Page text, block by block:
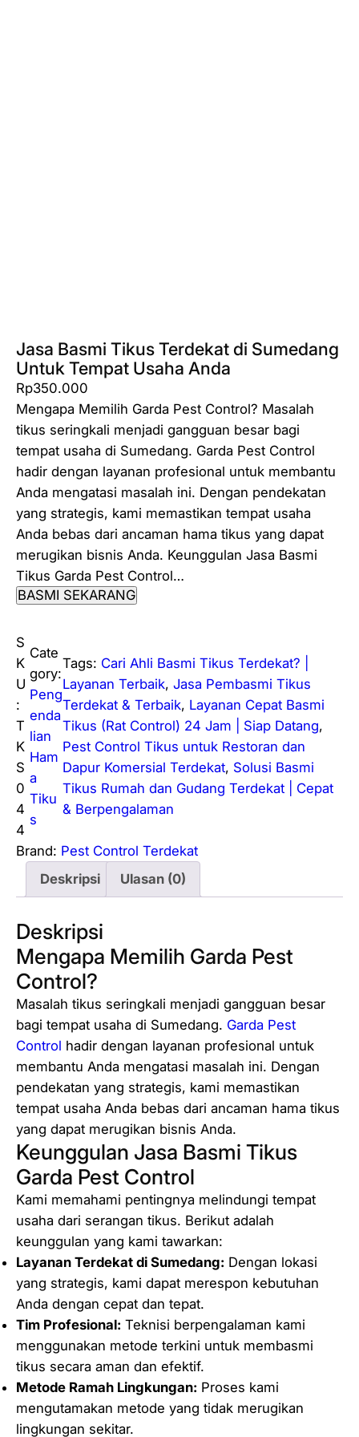
Jasa Basmi Tikus Terdekat di Sumedang
Untuk Tempat Usaha Anda
Rp350.000
Mengapa Memilih Garda Pest Control? Masalah
tikus seringkali menjadi gangguan besar bagi
tempat usaha di Sumedang. Garda Pest Control
hadir dengan layanan profesional untuk membantu
Anda mengatasi masalah ini. Dengan pendekatan
yang strategis, kami memastikan tempat usaha
Anda bebas dari ancaman hama tikus yang dapat
merugikan bisnis Anda. Keunggulan Jasa Basmi
Tikus Garda Pest Control…
BASMI SEKARANG
S
K
U
:
T
K
S
0
4
4
Cate
gory:
Peng
enda
lian
Ham
a
Tiku
s
Tags: Cari Ahli Basmi Tikus Terdekat? |
Layanan Terbaik, Jasa Pembasmi Tikus
Terdekat & Terbaik, Layanan Cepat Basmi
Tikus (Rat Control) 24 Jam | Siap Datang
Pest Control Tikus untuk Restoran dan
Dapur Komersial Terdekat, Solusi Basmi
Tikus Rumah dan Gudang Terdekat | Cepat
& Berpengalaman
Brand: Pest Control Terdekat
Deskripsi
Ulasan (0)
Deskripsi
Mengapa Memilih Garda Pest
Control?
Masalah tikus seringkali menjadi gangguan besar
bagi tempat usaha di Sumedang. Garda Pest
Control hadir dengan layanan profesional untuk
membantu Anda mengatasi masalah ini. Dengan
pendekatan yang strategis, kami memastikan
tempat usaha Anda bebas dari ancaman hama tikus
yang dapat merugikan bisnis Anda.
Keunggulan Jasa Basmi Tikus
Garda Pest Control
Kami memahami pentingnya melindungi tempat
usaha dari serangan tikus. Berikut adalah
keunggulan yang kami tawarkan:
Layanan Terdekat di Sumedang: Dengan lokasi
yang strategis, kami dapat merespon kebutuhan
Anda dengan cepat dan tepat.
Tim Profesional: Teknisi berpengalaman kami
menggunakan metode terkini untuk membasmi
tikus secara aman dan efektif.
Metode Ramah Lingkungan: Proses kami
mengutamakan metode yang tidak merugikan
lingkungan sekitar.